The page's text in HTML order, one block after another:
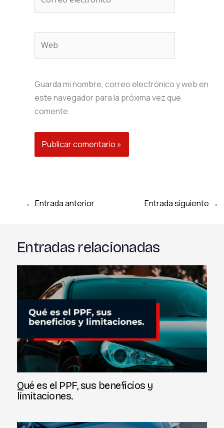
electrónico*
Guarda mi nombre, correo electrónico y web en
este navegador para la próxima vez que
comente.
← Entrada anterior Entrada siguiente →
Entradas relacionadas
Qué es el PPF, sus beneficios y
limitaciones.